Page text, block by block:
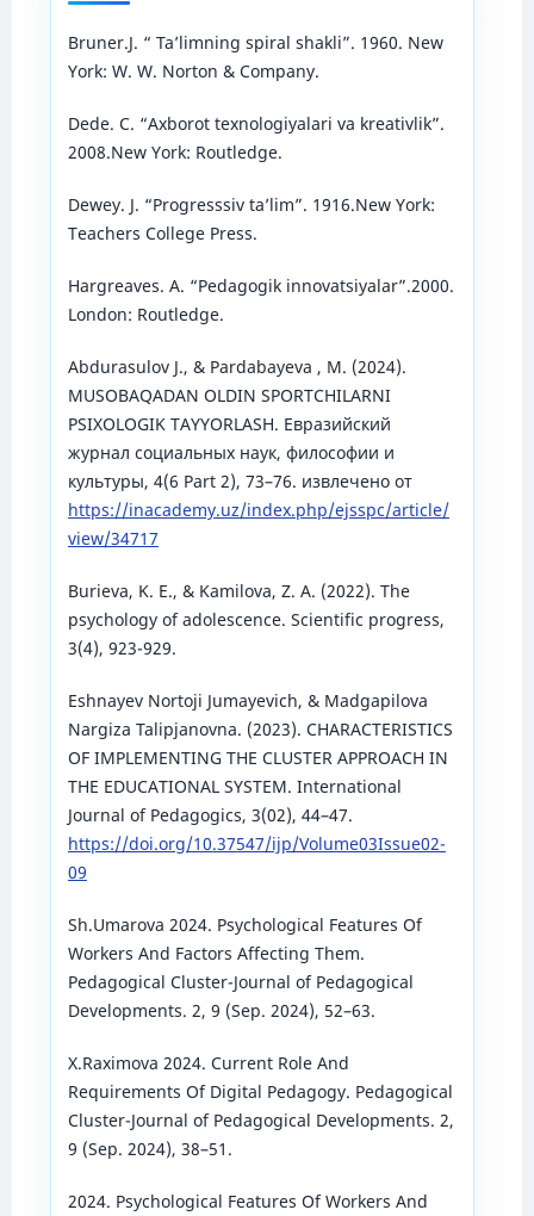
Bruner.J. “ Ta’limning spiral shakli”. 1960. New
York: W. W. Norton & Company.
Dede. C. “Axborot texnologiyalari va kreativlik”.
2008.New York: Routledge.
Dewey. J. “Progresssiv ta’lim”. 1916.New York:
Teachers College Press.
Hargreaves. A. “Pedagogik innovatsiyalar”.2000.
London: Routledge.
Аbdurasulov J., & Pardabayeva , M. (2024).
MUSOBAQADAN OLDIN SPORTCHILARNI
PSIXOLOGIK TAYYORLASH. Евразийский
журнал социальных наук, философии и
культуры, 4(6 Part 2), 73–76. извлечено от
https://inacademy.uz/index.php/ejsspc/article/
view/34717
Burieva, K. E., & Kamilova, Z. A. (2022). The
psychology of adolescence. Scientific progress,
3(4), 923-929.
Eshnayev Nortoji Jumayevich, & Madgapilova
Nargiza Talipjanovna. (2023). CHARACTERISTICS
OF IMPLEMENTING THE CLUSTER APPROACH IN
THE EDUCATIONAL SYSTEM. International
Journal of Pedagogics, 3(02), 44–47.
https://doi.org/10.37547/ijp/Volume03Issue02-
09
Sh.Umarova 2024. Psychological Features Of
Workers And Factors Affecting Them.
Pedagogical Cluster-Journal of Pedagogical
Developments. 2, 9 (Sep. 2024), 52–63.
X.Raximova 2024. Current Role And
Requirements Of Digital Pedagogy. Pedagogical
Cluster-Journal of Pedagogical Developments. 2,
9 (Sep. 2024), 38–51.
2024. Psychological Features Of Workers And